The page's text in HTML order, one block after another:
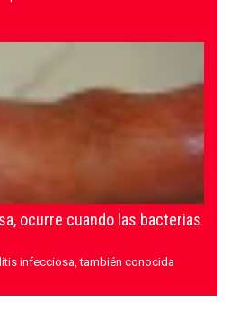
ocurre cuando las bacterias
infecciosa, también conocida